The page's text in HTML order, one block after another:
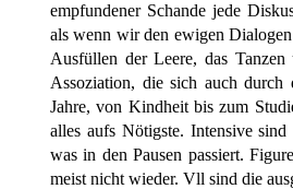
empfundener Schande jede
als wenn wir den ewigen
Ausfüllen der Leere, das
Assoziation, die sich auch
Jahre, von Kindheit bis zum
alles aufs Nötigste. Intensive
was in den Pausen passiert.
meist nicht wieder. Vll sind die